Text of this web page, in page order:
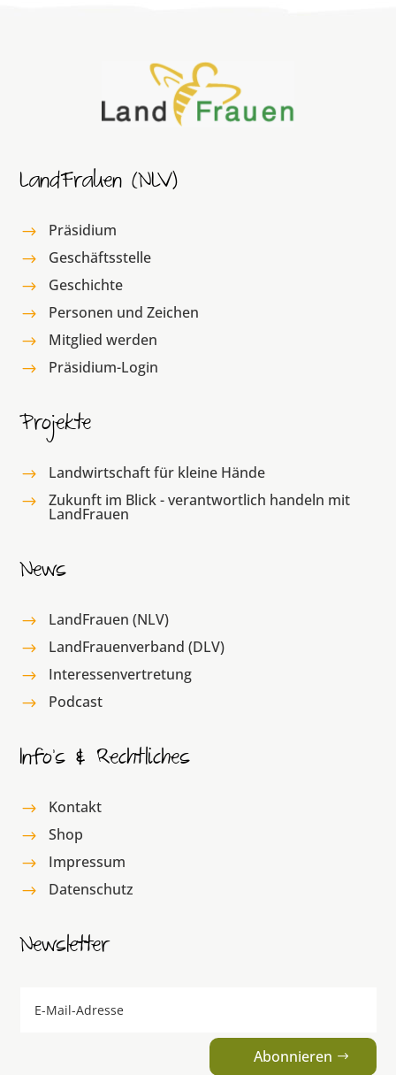
LandFrauen (NLV)
$ Präsidium
$ Geschäftsstelle
$ Geschichte
$ Personen und Zeichen
$ Mitglied werden
$ Präsidium-Login
Projekte
$ Landwirtschaft für kleine Hände
$ Zukunft im Blick - verantwortlich handeln mit
LandFrauen
News
$ LandFrauen (NLV)
$ LandFrauenverband (DLV)
$ Interessenvertretung
$ Podcast
Info’s & Rechtliches
$ Kontakt
$ Shop
$ Impressum
$ Datenschutz
Newsletter
Abonnieren